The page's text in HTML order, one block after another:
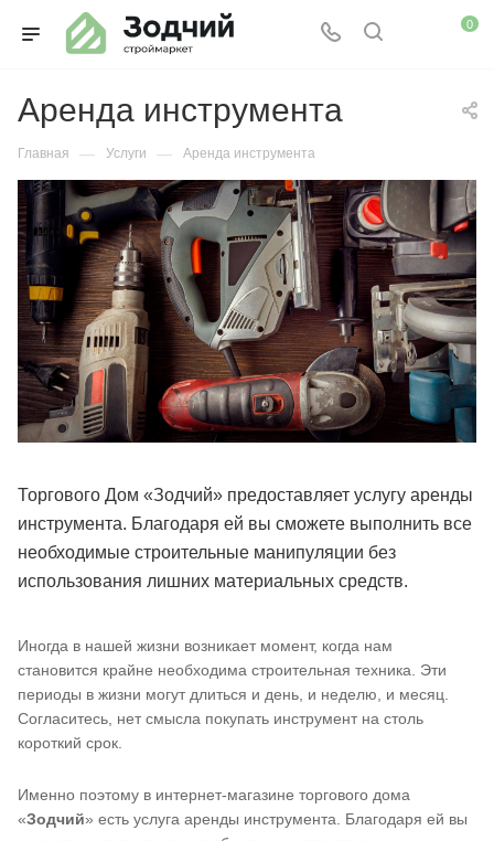
0
Аренда инструмента
Главная — Услуги — Аренда инструмента
Торгового Дом «Зодчий» предоставляет услугу аренды
инструмента. Благодаря ей вы сможете выполнить все
необходимые строительные манипуляции без
использования лишних материальных средств.
Иногда в нашей жизни возникает момент, когда нам
становится крайне необходима строительная техника. Эти
периоды в жизни могут длиться и день, и неделю, и месяц.
Согласитесь, нет смысла покупать инструмент на столь
короткий срок.
Именно поэтому в интернет-магазине торгового дома
«Зодчий» есть услуга аренды инструмента. Благодаря ей вы